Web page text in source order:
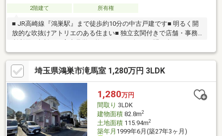
2階建て 所有権
■ JR高崎線『鴻巣駅』まで徒歩約10分の中古戸建です■ 明るく開
放的な吹抜けアトリエのある住まい■ 独立玄関付きで店舗・事務
さい※契約不適合責任免責※容積率は前面道路幅員制限による※建
物状況調査の売主による実施予定はありません。買主により実施
する場合は要相談となります。※境界非明示※既存建物はオール電
化です
埼玉県鴻巣市滝馬室 1,280万円 3LDK
1,280万円
間取り 3LDK
建物面積82.8m2
土地面積115.94m2
築年月 1999年6月(築27年3ヶ月)